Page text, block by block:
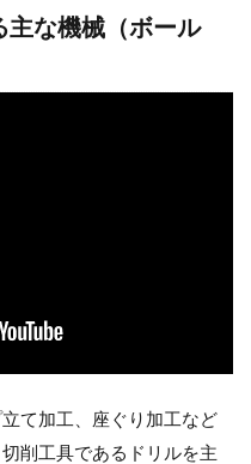
主な機械（ボール
て加工、座ぐり加工など
削工具であるドリルを主